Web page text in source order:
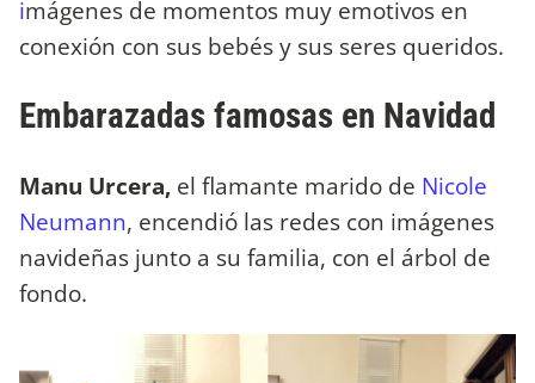
imágenes de momentos muy emotivos en
conexión con sus bebés y sus seres queridos.
Embarazadas famosas en Navidad
Manu Urcera, el flamante marido de Nicole
Neumann, encendió las redes con imágenes
navideñas junto a su familia, con el árbol de
fondo.